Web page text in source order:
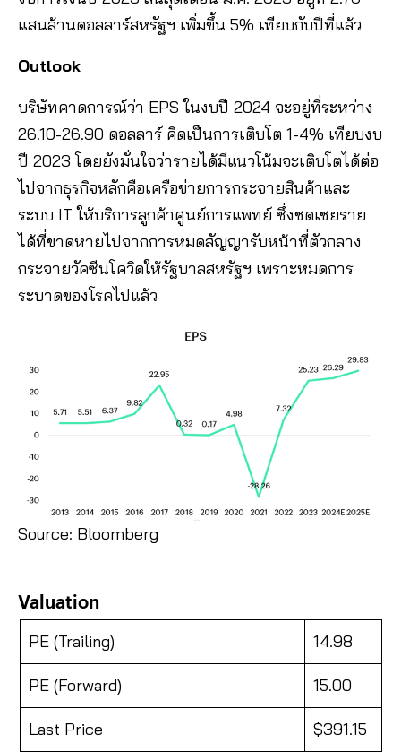
แสนล้านดอลลาร์สหรัฐฯ เพิ่มขึ้น 5% เทียบกับปีที่แล้ว
Outlook
บริษัทคาดการณ์ว่า EPS ในงบปี 2024 จะอยู่ที่ระหว่าง
26.10-26.90 ดอลลาร์ คิดเป็นการเติบโต 1-4% เทียบงบ
ปี 2023 โดยยังมั่นใจว่ารายได้มีแนวโน้มจะเติบโตได้ต่อ
ไปจากธุรกิจหลักคือเครือข่ายการกระจายสินค้าและ
ระบบ IT ให้บริการลูกค้าศูนย์การแพทย์ ซึ่งชดเชยราย
ได้ที่ขาดหายไปจากการหมดสัญญารับหน้าที่ตัวกลาง
กระจายวัคซีนโควิดให้รัฐบาลสหรัฐฯ เพราะหมดการ
ระบาดของโรคไปแล้ว
Source: Bloomberg
Valuation
PE (Trailing) 14.98
PE (Forward) 15.00
Last Price $391.15